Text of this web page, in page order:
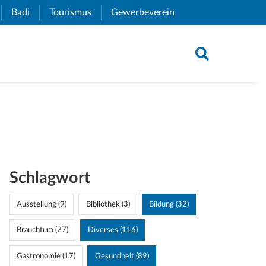
Link)
Badi (External Link)
Tourismus (External Link)
Gewerbeverein
Schlagwort
Ausstellung (9) Bibliothek (3) Bildung (32)
Brauchtum (27) Diverses (116)
Gastronomie (17) Gesundheit (89)